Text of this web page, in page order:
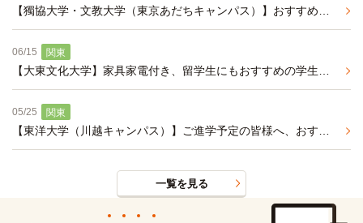
06/15 関東
05/25 関東
一覧を見る